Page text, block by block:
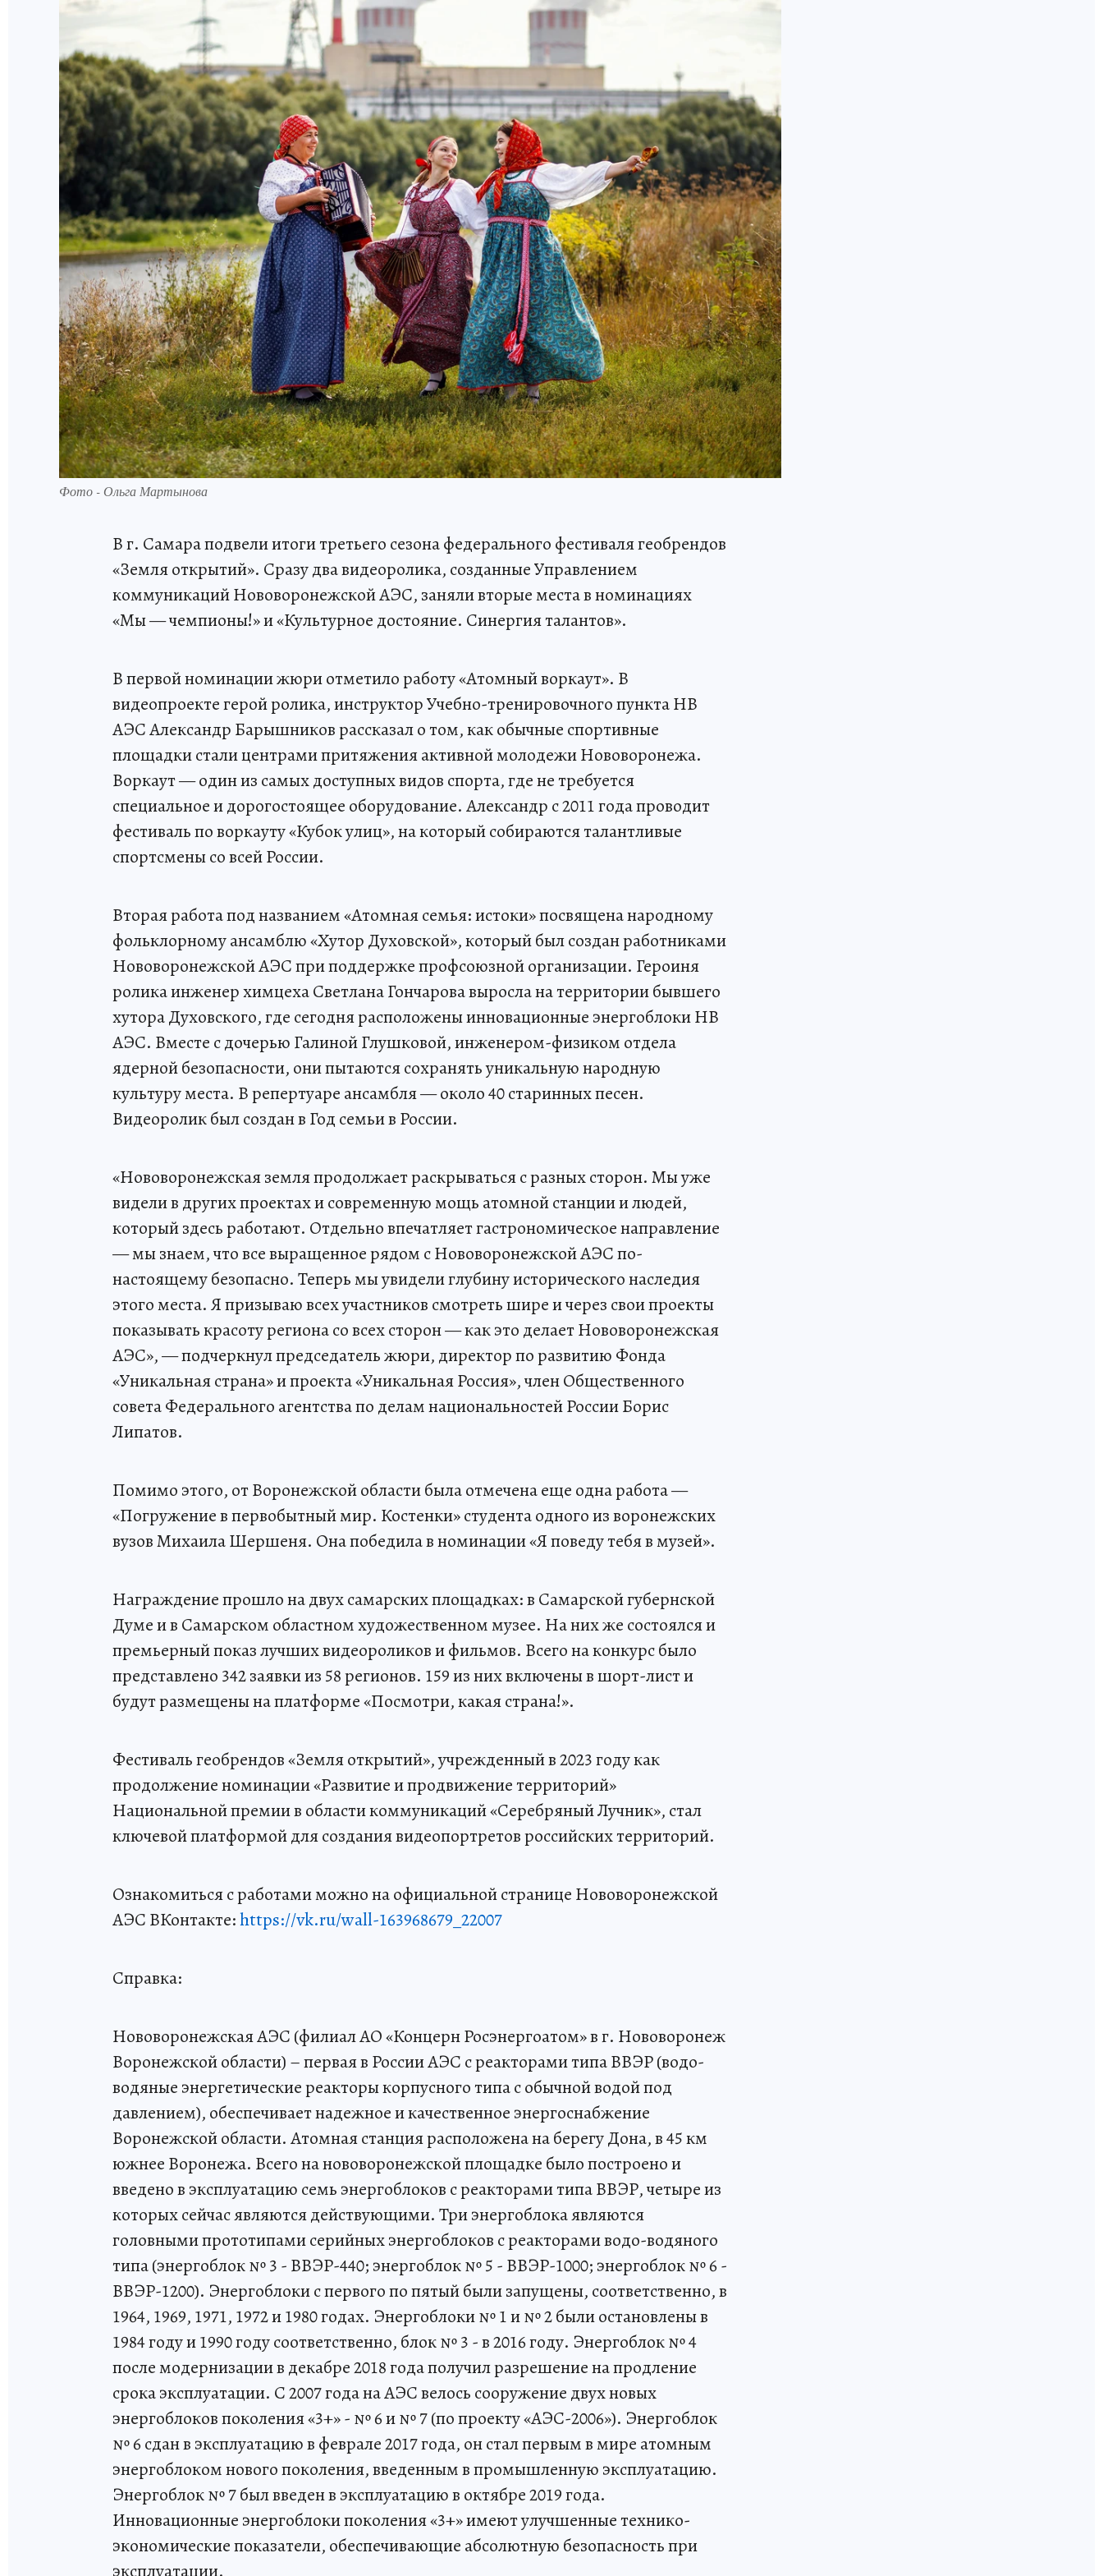
Фото - Ольга Мартынова
В г. Самара подвели итоги третьего сезона федерального фестиваля геобрендов
«Земля открытий». Сразу два видеоролика, созданные Управлением
коммуникаций Нововоронежской АЭС, заняли вторые места в номинациях
«Мы — чемпионы!» и «Культурное достояние. Синергия талантов».
В первой номинации жюри отметило работу «Атомный воркаут». В
видеопроекте герой ролика, инструктор Учебно-тренировочного пункта НВ
АЭС Александр Барышников рассказал о том, как обычные спортивные
площадки стали центрами притяжения активной молодежи Нововоронежа.
Воркаут — один из самых доступных видов спорта, где не требуется
специальное и дорогостоящее оборудование. Александр с 2011 года проводит
фестиваль по воркауту «Кубок улиц», на который собираются талантливые
спортсмены со всей России.
Вторая работа под названием «Атомная семья: истоки» посвящена народному
фольклорному ансамблю «Хутор Духовской», который был создан работниками
Нововоронежской АЭС при поддержке профсоюзной организации. Героиня
ролика инженер химцеха Светлана Гончарова выросла на территории бывшего
хутора Духовского, где сегодня расположены инновационные энергоблоки НВ
АЭС. Вместе с дочерью Галиной Глушковой, инженером-физиком отдела
ядерной безопасности, они пытаются сохранять уникальную народную
культуру места. В репертуаре ансамбля — около 40 старинных песен.
Видеоролик был создан в Год семьи в России.
«Нововоронежская земля продолжает раскрываться с разных сторон. Мы уже
видели в других проектах и современную мощь атомной станции и людей,
который здесь работают. Отдельно впечатляет гастрономическое направление
— мы знаем, что все выращенное рядом с Нововоронежской АЭС по-
настоящему безопасно. Теперь мы увидели глубину исторического наследия
этого места. Я призываю всех участников смотреть шире и через свои проекты
показывать красоту региона со всех сторон — как это делает Нововоронежская
АЭС», — подчеркнул председатель жюри, директор по развитию Фонда
«Уникальная страна» и проекта «Уникальная Россия», член Общественного
совета Федерального агентства по делам национальностей России Борис
Липатов.
Помимо этого, от Воронежской области была отмечена еще одна работа —
«Погружение в первобытный мир. Костенки» студента одного из воронежских
вузов Михаила Шершеня. Она победила в номинации «Я поведу тебя в музей».
Награждение прошло на двух самарских площадках: в Самарской губернской
Думе и в Самарском областном художественном музее. На них же состоялся и
премьерный показ лучших видеороликов и фильмов. Всего на конкурс было
представлено 342 заявки из 58 регионов. 159 из них включены в шорт-лист и
будут размещены на платформе «Посмотри, какая страна!».
Фестиваль геобрендов «Земля открытий», учрежденный в 2023 году как
продолжение номинации «Развитие и продвижение территорий»
Национальной премии в области коммуникаций «Серебряный Лучник», стал
ключевой платформой для создания видеопортретов российских территорий.
Ознакомиться с работами можно на официальной странице Нововоронежской
АЭС ВКонтакте:https://vk.ru/wall-163968679_22007
Справка:
Нововоронежская АЭС (филиал АО «Концерн Росэнергоатом» в г. Нововоронеж
Воронежской области) – первая в России АЭС с реакторами типа ВВЭР (водо-
водяные энергетические реакторы корпусного типа с обычной водой под
давлением), обеспечивает надежное и качественное энергоснабжение
Воронежской области. Атомная станция расположена на берегу Дона, в 45 км
южнее Воронежа. Всего на нововоронежской площадке было построено и
введено в эксплуатацию семь энергоблоков с реакторами типа ВВЭР, четыре из
которых сейчас являются действующими. Три энергоблока являются
головными прототипами серийных энергоблоков с реакторами водо-водяного
типа (энергоблок № 3 - ВВЭР-440; энергоблок № 5 - ВВЭР-1000; энергоблок № 6 -
ВВЭР-1200). Энергоблоки с первого по пятый были запущены, соответственно, в
1964, 1969, 1971, 1972 и 1980 годах. Энергоблоки № 1 и № 2 были остановлены в
1984 году и 1990 году соответственно, блок № 3 - в 2016 году. Энергоблок № 4
после модернизации в декабре 2018 года получил разрешение на продление
срока эксплуатации. С 2007 года на АЭС велось сооружение двух новых
энергоблоков поколения «3+» - № 6 и № 7 (по проекту «АЭС-2006»). Энергоблок
№ 6 сдан в эксплуатацию в феврале 2017 года, он стал первым в мире атомным
энергоблоком нового поколения, введенным в промышленную эксплуатацию.
Энергоблок № 7 был введен в эксплуатацию в октябре 2019 года.
Инновационные энергоблоки поколения «3+» имеют улучшенные технико-
экономические показатели, обеспечивающие абсолютную безопасность при
эксплуатации.